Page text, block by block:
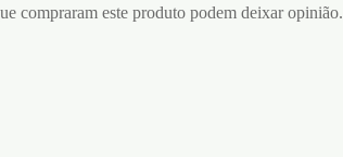
compraram este produto podem deixar opinião.